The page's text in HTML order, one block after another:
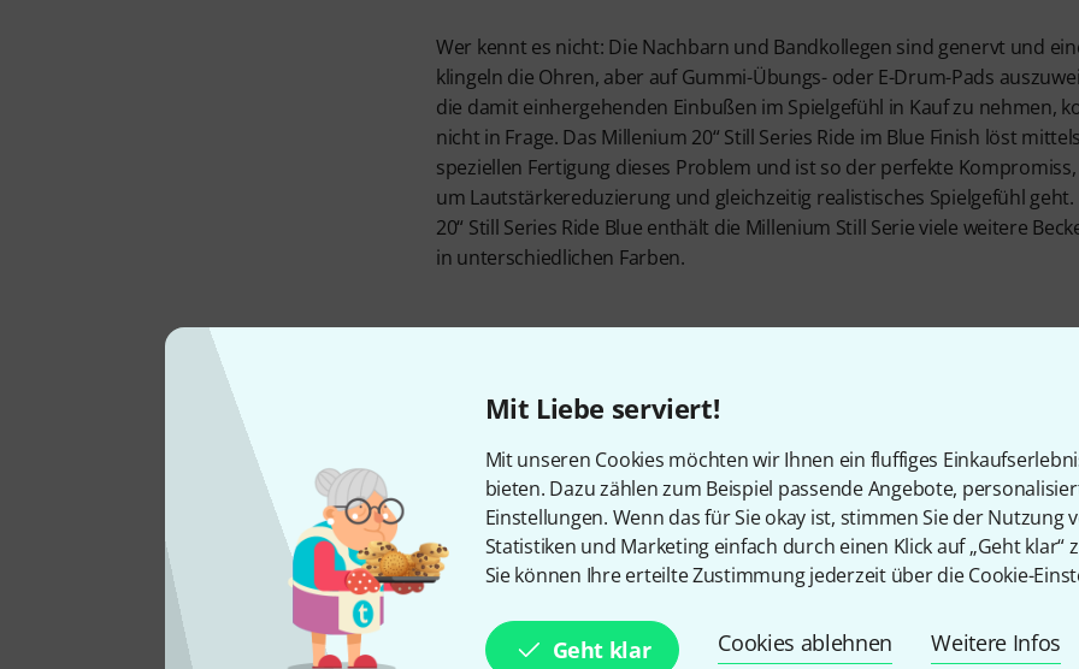
Mit Liebe serviert!
Mit unseren Cookies möchten wir Ihnen ein fluffiges
bieten. Dazu zählen zum Beispiel passende Angebote,
Einstellungen. Wenn das für Sie okay ist, stimmen Sie der Nutzung
Statistiken und Marketing einfach durch einen Klick auf „Geht klar“
Sie können Ihre erteilte Zustimmung jederzeit über die Cookie-
Geht klar Cookies ablehnen Weitere Infos
Wer kennt es nicht: Die Nachbarn und Bandkollegen sind genervt und
klingeln die Ohren, aber auf Gummi-Übungs- oder E-Drum-Pads
die damit einhergehenden Einbußen im Spielgefühl in Kauf zu nehmen,
nicht in Frage. Das Millenium 20“ Still Series Ride im Blue Finish löst
speziellen Fertigung dieses Problem und ist so der perfekte Kompromiss,
um Lautstärkereduzierung und gleichzeitig realistisches Spielgefühl
20“ Still Series Ride Blue enthält die Millenium Still Serie viele weitere
in unterschiedlichen Farben.
gebohrte Löcher verteilt.
reduziert die Lautstärke
Series Ride Blue auch bei
Außenseite hält, was der
vermittelt es dem
Still Series Ride Blue als